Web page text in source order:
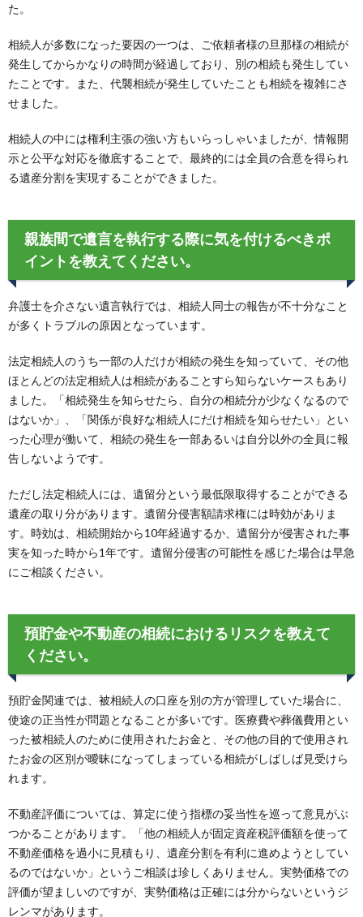
た。
相続人が多数になった要因の一つは、ご依頼者様の旦那様の相続が
発生してからかなりの時間が経過しており、別の相続も発生してい
たことです。また、代襲相続が発生していたことも相続を複雑にさ
せました。
相続人の中には権利主張の強い方もいらっしゃいましたが、情報開
示と公平な対応を徹底することで、最終的には全員の合意を得られ
る遺産分割を実現することができました。
親族間で遺言を執行する際に気を付けるべきポ
イントを教えてください。
弁護士を介さない遺言執行では、相続人同士の報告が不十分なこと
が多くトラブルの原因となっています。
法定相続人のうち一部の人だけが相続の発生を知っていて、その他
ほとんどの法定相続人は相続があることすら知らないケースもあり
ました。「相続発生を知らせたら、自分の相続分が少なくなるので
はないか」、「関係が良好な相続人にだけ相続を知らせたい」とい
った心理が働いて、相続の発生を一部あるいは自分以外の全員に報
告しないようです。
ただし法定相続人には、遺留分という最低限取得することができる
遺産の取り分があります。遺留分侵害額請求権には時効がありま
す。時効は、相続開始から10年経過するか、遺留分が侵害された事
実を知った時から1年です。遺留分侵害の可能性を感じた場合は早急
にご相談ください。
預貯金や不動産の相続におけるリスクを教えて
ください。
預貯金関連では、被相続人の口座を別の方が管理していた場合に、
使途の正当性が問題となることが多いです。医療費や葬儀費用とい
った被相続人のために使用されたお金と、その他の目的で使用され
たお金の区別が曖昧になってしまっている相続がしばしば見受けら
れます。
不動産評価については、算定に使う指標の妥当性を巡って意見がぶ
つかることがあります。「他の相続人が固定資産税評価額を使って
不動産価格を過小に見積もり、遺産分割を有利に進めようとしてい
るのではないか」というご相談は珍しくありません。実勢価格での
評価が望ましいのですが、実勢価格は正確には分からないというジ
レンマがあります。